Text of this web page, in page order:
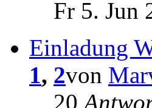
Fr 5. Jun
Einladung
1, 2von
20